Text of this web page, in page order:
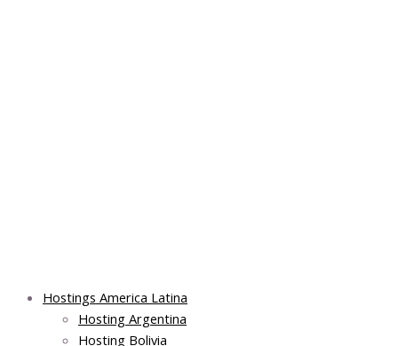
Hostings America Latina
Hosting Argentina
Hosting Bolivia